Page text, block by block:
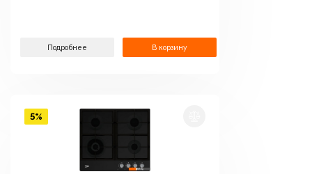
Подробнее В корзину
5%